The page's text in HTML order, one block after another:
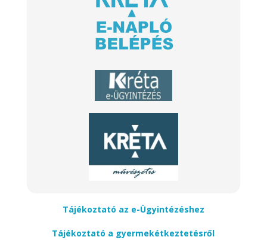
Tájékoztató az e-Ügyintézéshez
Tájékoztató a gyermekétkeztetésről